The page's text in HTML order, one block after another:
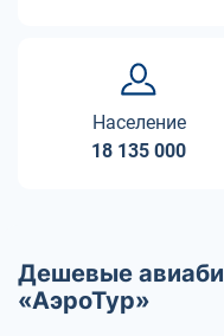
Население
18 135 000
Дешевые
«АэроТур»